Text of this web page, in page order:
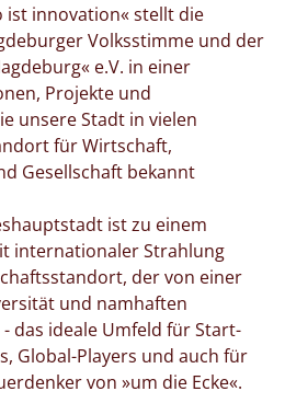
innovation« stellt die
Volksstimme und der
e.V. in einer
Projekte und
unsere Stadt in vielen
für Wirtschaft,
Gesellschaft bekannt
ist zu einem
internationaler Strahlung
der von einer
und namhaften
das ideale Umfeld für Start-
Global-Players und auch für
von »um die Ecke«.